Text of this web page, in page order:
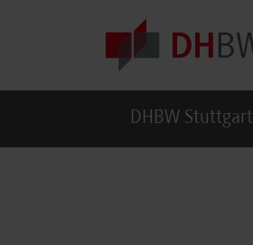
DHBW Stuttgart